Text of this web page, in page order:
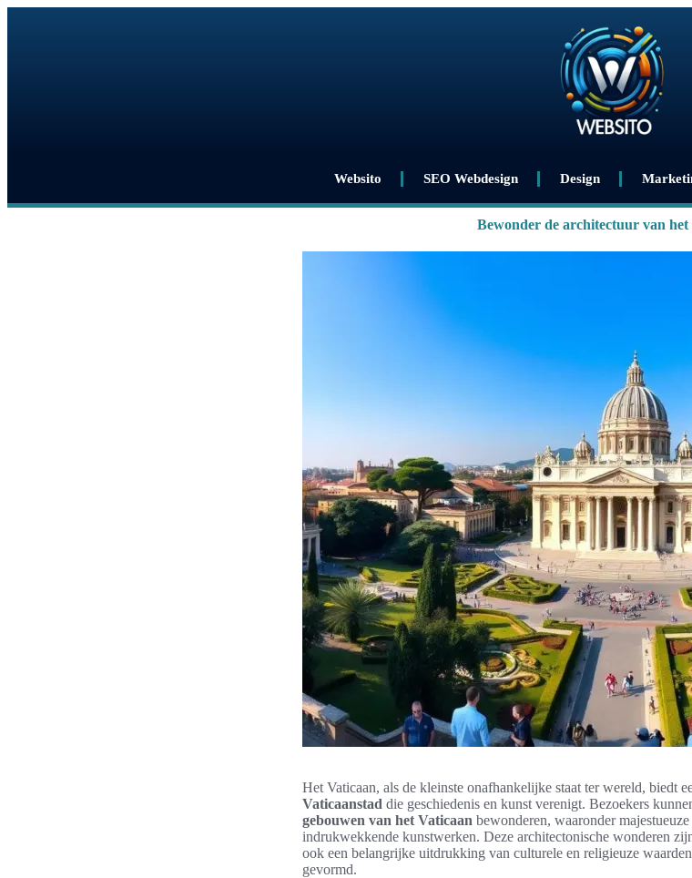
Websito SEO Webdesign Design
Bewonder de architectuur van het
Het Vaticaan, als de kleinste onafhankelijke staat ter wereld, biedt
Vaticaanstad die geschiedenis en kunst verenigt. Bezoekers
gebouwen van het Vaticaan bewonderen, waaronder
indrukwekkende kunstwerken. Deze architectonische wonderen
ook een belangrijke uitdrukking van culturele en religieuze
gevormd.